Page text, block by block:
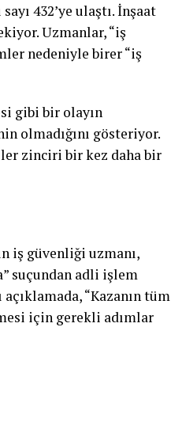
432’ye ulaştı. İnşaat
Uzmanlar, “iş
nedeniyle birer “iş
gibi bir olayın
olmadığını gösteriyor.
zinciri bir kez daha bir
iş güvenliği uzmanı,
suçundan adli işlem
“Kazanın tüm
için gerekli adımlar